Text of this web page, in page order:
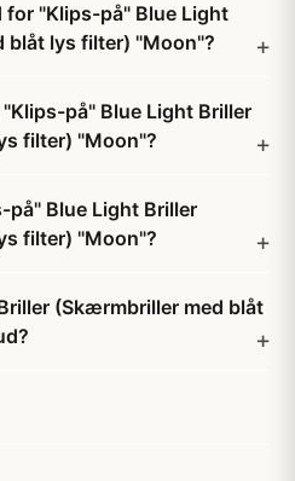
for "Klips-på" Blue Light
blåt lys filter) "Moon"?
på" Blue Light Briller
filter) "Moon"?
på" Blue Light Briller
filter) "Moon"?
(Skærmbriller med blåt